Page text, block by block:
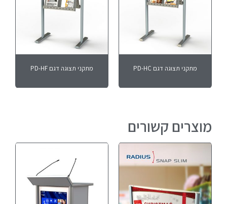
מתקני תצוגה דגם PD-HC מתקני תצוגה דגם PD-HF
מוצרים קשורים